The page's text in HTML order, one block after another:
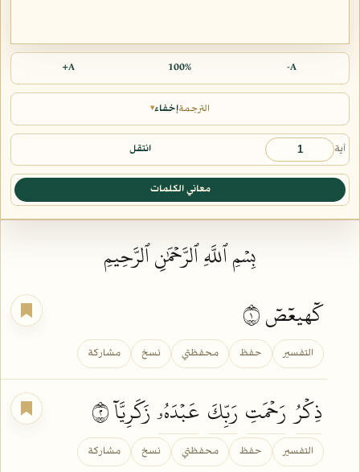
A-
100%
A+
الترجمةإخفاء▾
آية انتقل
معاني الكلمات
بِسۡمِ ٱللَّهِ ٱلرَّحۡمَٰنِ ٱلرَّحِيمِ
كٓهيعٓصٓ ١
التفسير حفظ محفظتي نسخ مشاركة
ذِكۡرُ رَحۡمَتِ رَبِّكَ عَبۡدَهُۥزَكَرِيَّآ ٢
التفسير حفظ محفظتي نسخ مشاركة